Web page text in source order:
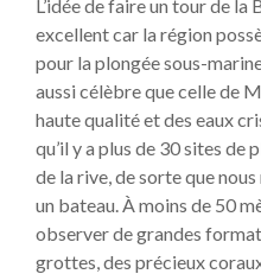
L’idée de faire un tour de la
excellent car la région
pour la plongée sous-
aussi célèbre que celle de
haute qualité et des eaux
qu’il y a plus de 30 sites de
de la rive, de sorte que
un bateau. À moins de 50
observer de grandes
grottes, des précieux